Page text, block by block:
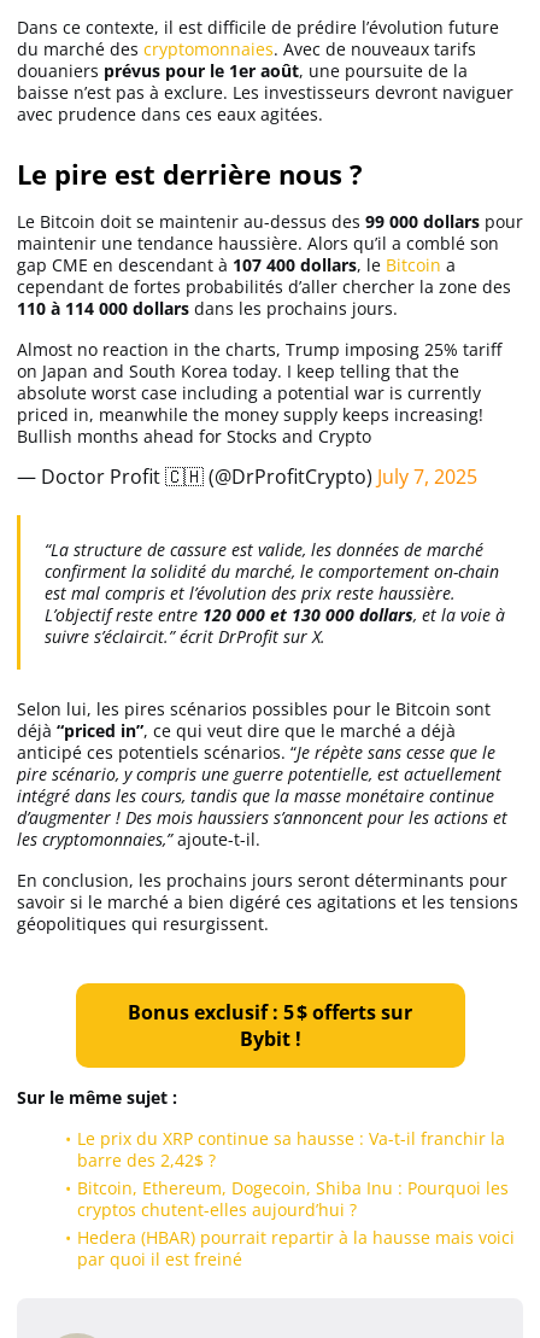
Dans ce contexte, il est difficile de prédire l’évolution future
du marché des cryptomonnaies. Avec de nouveaux tarifs
douaniers prévus pour le 1er août, une poursuite de la
baisse n’est pas à exclure. Les investisseurs devront naviguer
avec prudence dans ces eaux agitées.
Le pire est derrière nous ?
Le Bitcoin doit se maintenir au-dessus des 99 000 dollars pour
maintenir une tendance haussière. Alors qu’il a comblé son
gap CME en descendant à 107 400 dollars, le Bitcoin a
cependant de fortes probabilités d’aller chercher la zone des
110 à 114 000 dollars dans les prochains jours.
Almost no reaction in the charts, Trump imposing 25% tariff
on Japan and South Korea today. I keep telling that the
absolute worst case including a potential war is currently
priced in, meanwhile the money supply keeps increasing!
Bullish months ahead for Stocks and Crypto
— Doctor Profit 🇨🇭 (@DrProfitCrypto) July 7, 2025
“La structure de cassure est valide, les données de marché
confirment la solidité du marché, le comportement on-chain
est mal compris et l’évolution des prix reste haussière.
L’objectif reste entre 120 000 et 130 000 dollars, et la voie à
suivre s’éclaircit.” écrit DrProfit sur X.
Selon lui, les pires scénarios possibles pour le Bitcoin sont
déjà “priced in”, ce qui veut dire que le marché a déjà
anticipé ces potentiels scénarios. “Je répète sans cesse que le
pire scénario, y compris une guerre potentielle, est actuellement
intégré dans les cours, tandis que la masse monétaire continue
d’augmenter ! Des mois haussiers s’annoncent pour les actions et
les cryptomonnaies,”ajoute-t-il.
En conclusion, les prochains jours seront déterminants pour
savoir si le marché a bien digéré ces agitations et les tensions
géopolitiques qui resurgissent.
Bonus exclusif : 5 $ offerts sur
Bybit !
Sur le même sujet :
Le prix du XRP continue sa hausse : Va-t-il franchir la
barre des 2,42$ ?
Bitcoin, Ethereum, Dogecoin, Shiba Inu : Pourquoi les
cryptos chutent-elles aujourd’hui ?
Hedera (HBAR) pourrait repartir à la hausse mais voici
par quoi il est freiné